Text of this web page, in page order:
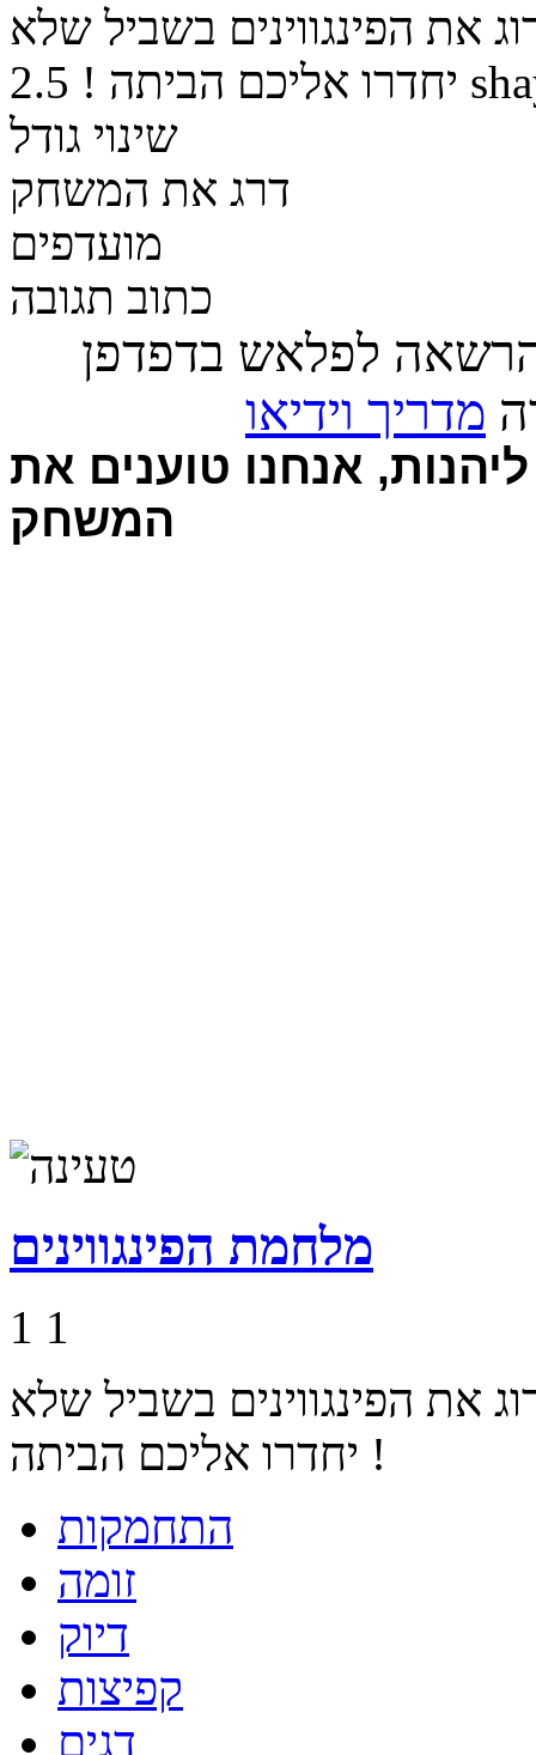
את הפינגווינים בשביל שלא
יחדרו אליכם הביתה ! 2.5
שינוי גודל
דרג את המשחק
מועדפים
כתוב תגובה
לפלאש בדפדפן
מדריך וידיאו
אנחנו טוענים את
המשחק
מלחמת הפינגווינים
1 1
את הפינגווינים בשביל שלא
יחדרו אליכם הביתה !
התחמקות
זומה
דיוק
קפיצות
דגים